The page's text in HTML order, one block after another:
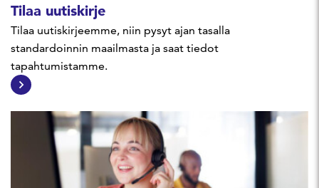
Tilaa uutiskirje
Tilaa uutiskirjeemme, niin pysyt ajan tasalla
standardoinnin maailmasta ja saat tiedot
tapahtumistamme.